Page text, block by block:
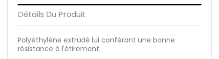
Détails Du Produit
Polyéthylène extrudé lui conférant une bonne
résistance à l'étirement.